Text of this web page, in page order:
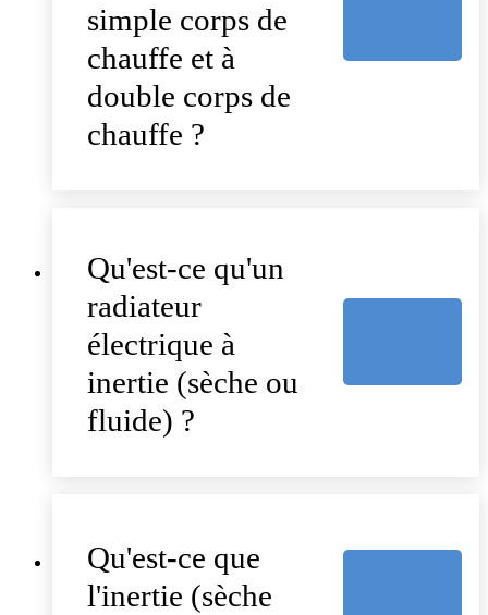
simple corps de
chauffe et à
double corps de
chauffe ?
Qu'est-ce qu'un
radiateur
électrique à
inertie (sèche ou
fluide) ?
Qu'est-ce que
l'inertie (sèche